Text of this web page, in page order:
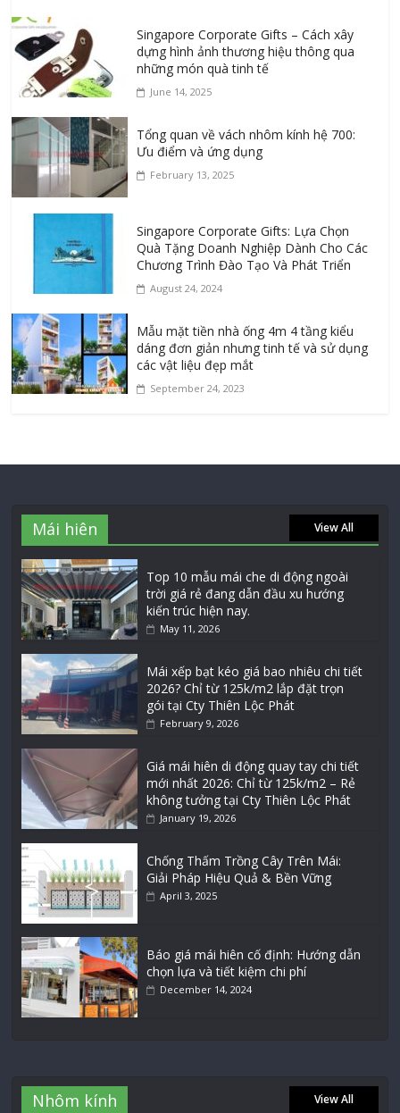
Singapore Corporate Gifts – Cách xây
dựng hình ảnh thương hiệu thông qua
những món quà tinh tế
June 14, 2025
Tổng quan về vách nhôm kính hệ 700:
Ưu điểm và ứng dụng
February 13, 2025
Singapore Corporate Gifts: Lựa Chọn
Quà Tặng Doanh Nghiệp Dành Cho Các
Chương Trình Đào Tạo Và Phát Triển
August 24, 2024
Mẫu mặt tiền nhà ống 4m 4 tầng kiểu
dáng đơn giản nhưng tinh tế và sử dụng
các vật liệu đẹp mắt
September 24, 2023
Mái hiên View All
Top 10 mẫu mái che di động ngoài
trời giá rẻ đang dẫn đầu xu hướng
kiến trúc hiện nay.
May 11, 2026
Mái xếp bạt kéo giá bao nhiêu chi tiết
2026? Chỉ từ 125k/m2 lắp đặt trọn
gói tại Cty Thiên Lộc Phát
February 9, 2026
Giá mái hiên di động quay tay chi tiết
mới nhất 2026: Chỉ từ 125k/m2 – Rẻ
không tưởng tại Cty Thiên Lộc Phát
January 19, 2026
Chống Thấm Trồng Cây Trên Mái:
Giải Pháp Hiệu Quả & Bền Vững
April 3, 2025
Báo giá mái hiên cố định: Hướng dẫn
chọn lựa và tiết kiệm chi phí
December 14, 2024
Nhôm kính View All